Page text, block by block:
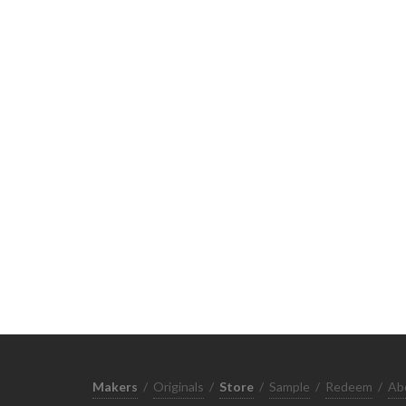
Makers / Originals / Store / Sample / Redeem /